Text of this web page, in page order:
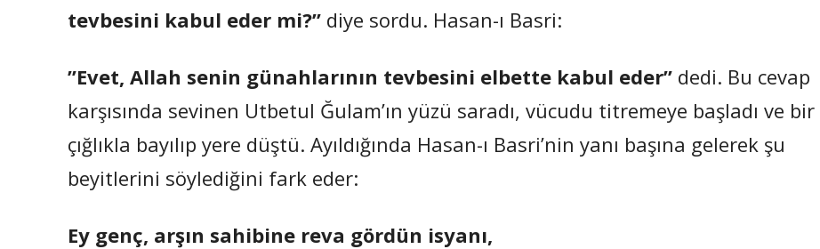
tevbesini kabul eder mi?” diye sordu. Hasan-ı Basri:
”Evet, Allah senin günahlarının tevbesini elbette kabul eder” dedi. Bu cevap
karşısında sevinen Utbetul Ğulam’ın yüzü saradı, vücudu titremeye başladı ve bir
çığlıkla bayılıp yere düştü. Ayıldığında Hasan-ı Basri’nin yanı başına gelerek şu
beyitlerini söylediğini fark eder:
Ey genç, arşın sahibine reva gördün isyanı,